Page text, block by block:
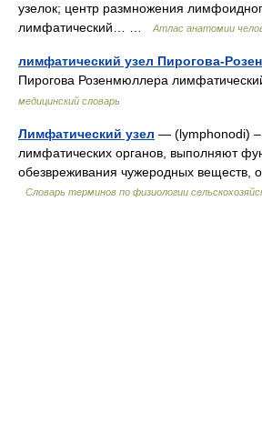
узелок; центр размножения
лимфатический… …
Атлас анатомии
лимфатический узел Пирогова-
Пирогова Розенмюллера
медицинский словарь
Лимфатический узел — (lymphonodi)
лимфатических органов, выполняют
обезвреживания чужеродных веществ,
Словарь терминов по физиологии